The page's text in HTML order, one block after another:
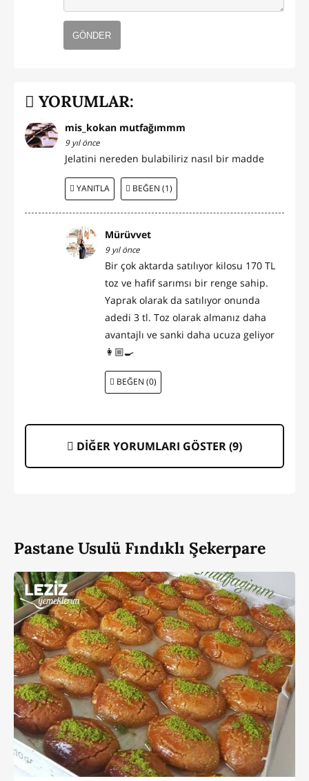
GÖNDER
YORUMLAR:
mis_kokan mutfağımmm
9 yıl önce
Jelatini nereden bulabiliriz nasıl bir madde
YANITLA BEĞEN (1)
Mürüvvet
9 yıl önce
Bir çok aktarda satılıyor kilosu 170 TL
toz ve hafif sarımsı bir renge sahip.
Yaprak olarak da satılıyor onunda
adedi 3 tl. Toz olarak almanız daha
avantajlı ve sanki daha ucuza geliyor
👩🏼‍🍳
BEĞEN (0)
DİĞER YORUMLARI GÖSTER (9)
Pastane Usulü Fındıklı Şekerpare